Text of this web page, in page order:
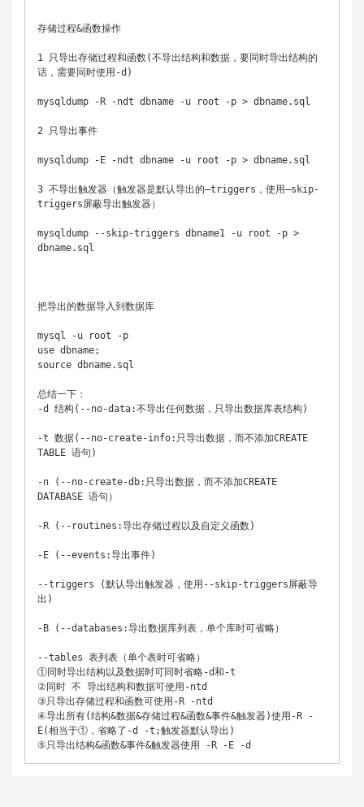
存储过程&函数操作
1 只导出存储过程和函数(不导出结构和数据，要同时导出结构的
话，需要同时使用-d)
mysqldump -R -ndt dbname -u root -p > dbname.sql
2 只导出事件
mysqldump -E -ndt dbname -u root -p > dbname.sql
3 不导出触发器（触发器是默认导出的–triggers，使用–skip-
triggers屏蔽导出触发器）
mysqldump --skip-triggers dbname1 -u root -p >
dbname.sql
把导出的数据导入到数据库
mysql -u root -p
use dbname;
source dbname.sql
总结一下：
-d 结构(--no-data:不导出任何数据，只导出数据库表结构)
-t 数据(--no-create-info:只导出数据，而不添加CREATE
TABLE 语句)
-n (--no-create-db:只导出数据，而不添加CREATE
DATABASE 语句）
-R (--routines:导出存储过程以及自定义函数)
-E (--events:导出事件)
--triggers (默认导出触发器，使用--skip-triggers屏蔽导
出)
-B (--databases:导出数据库列表，单个库时可省略）
--tables 表列表（单个表时可省略）
①同时导出结构以及数据时可同时省略-d和-t
②同时 不 导出结构和数据可使用-ntd
③只导出存储过程和函数可使用-R -ntd
④导出所有(结构&数据&存储过程&函数&事件&触发器)使用-R -
E(相当于①，省略了-d -t;触发器默认导出)
⑤只导出结构&函数&事件&触发器使用 -R -E -d